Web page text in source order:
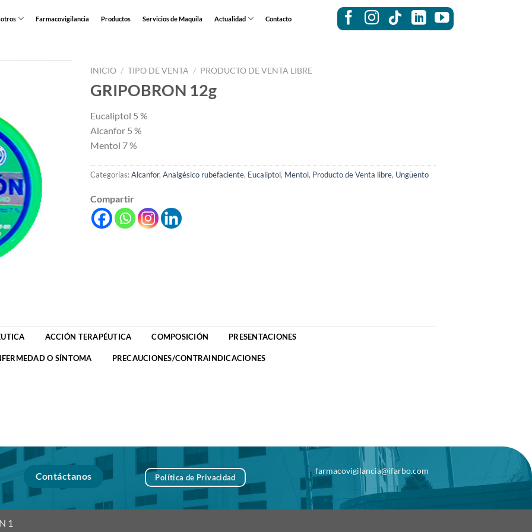
Farmacovigilancia Productos Servicios de Maquila Actualidad Contacto
INICIO / TIPO DE VENTA / PRODUCTO DE VENTA LIBRE
GRIPOBRON 12g
Eucaliptol 5 %
Alcanfor 5 %
Mentol 7 %
Categorías:Alcanfor, Analgésico rubefaciente, Eucaliptol, Mentol, Producto de Venta libre, Ungüento
Compartir
ACCIÓN TERAPÉUTICA COMPOSICIÓN PRESENTACIONES
O SÍNTOMA PRECAUCIONES/CONTRAINDICACIONES
Contáctanos Política de Privacidad
farmacovigilancia@ifarbo.com
1